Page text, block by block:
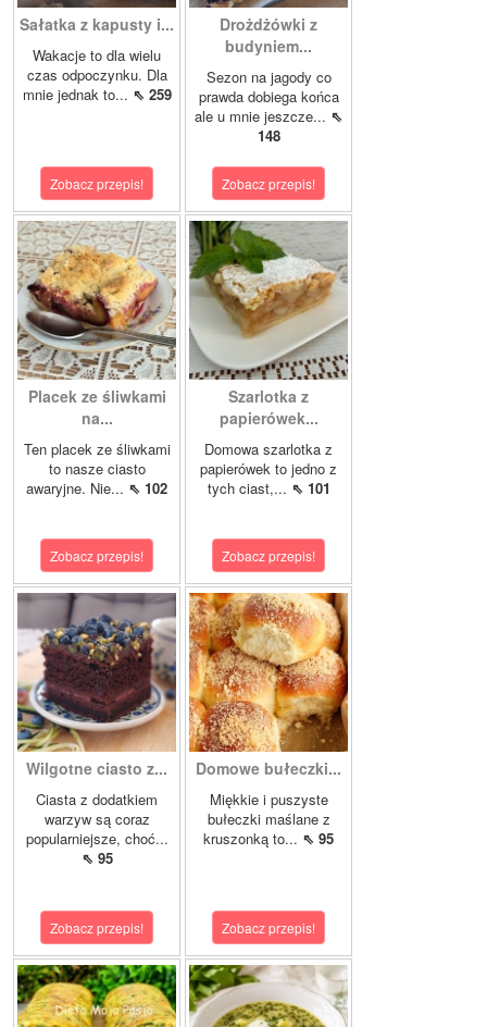
Sałatka z kapusty i...
Wakacje to dla wielu
czas odpoczynku. Dla
mnie jednak to... ⇖ 259
Zobacz przepis!
Drożdżówki z
budyniem...
Sezon na jagody co
prawda dobiega końca
ale u mnie jeszcze... ⇖
148
Zobacz przepis!
Placek ze śliwkami
na...
Ten placek ze śliwkami
to nasze ciasto
awaryjne. Nie... ⇖ 102
Zobacz przepis!
Szarlotka z
papierówek...
Domowa szarlotka z
papierówek to jedno z
tych ciast,... ⇖ 101
Zobacz przepis!
Wilgotne ciasto z...
Ciasta z dodatkiem
warzyw są coraz
popularniejsze, choć...
⇖ 95
Zobacz przepis!
Domowe bułeczki...
Miękkie i puszyste
bułeczki maślane z
kruszonką to... ⇖ 95
Zobacz przepis!